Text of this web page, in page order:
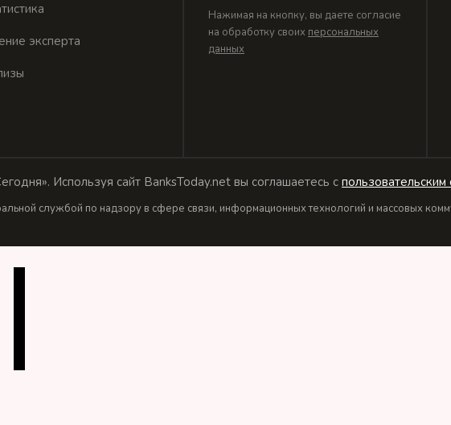
эксперта
Нажимая на кнопку, вы даете согласие
на обработку своих персональных
данных
Используя сайт BanksToday.net вы соглашаетесь с
службой по надзору в сфере связи, информационных технологий и массовых